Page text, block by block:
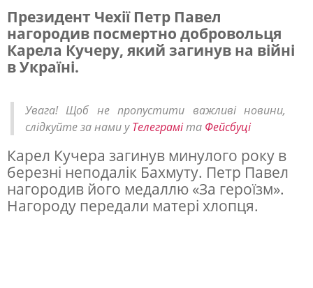
П
р
з
д
е
н
т
Президент Чехії Петр Павел
нагородив посмертно добровольця
Карела Кучеру, який загинув на війні
в Україні.
Увага! Щоб не пропустити важливі новини,
слідкуйте за нами уТелеграміта Фейсбуці
Карел Кучера загинув минулого року в
березні неподалік Бахмуту. Петр Павел
нагородив його медаллю «За героїзм».
Нагороду передали матері хлопця.